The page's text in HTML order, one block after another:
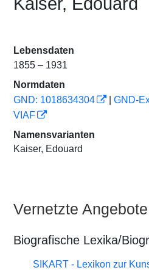
Lebensdaten
1855 – 1931
Normdaten
GND: 1018634304
GND-
VIAF
Namensvarianten
Kaiser, Edouard
Vernetzte Angebote
Biografische Lexika/
SIKART - Lexikon zur